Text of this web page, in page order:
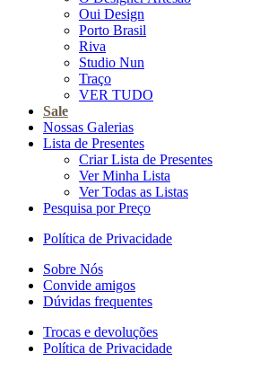
Oui Design
Porto Brasil
Riva
Studio Nun
Traço
VER TUDO
Sale
Nossas Galerias
Lista de Presentes
Criar Lista de Presentes
Ver Minha Lista
Ver Todas as Listas
Pesquisa por Preço
Política de Privacidade
Sobre Nós
Convide amigos
Dúvidas frequentes
Trocas e devoluções
Política de Privacidade